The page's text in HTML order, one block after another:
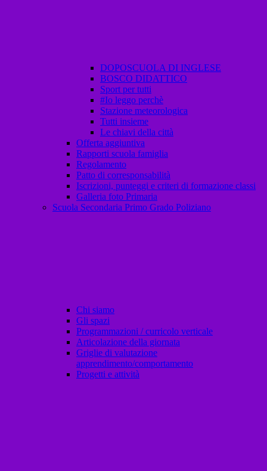
DOPOSCUOLA DI INGLESE
BOSCO DIDATTICO
Sport per tutti
#Io leggo perchè
Stazione meteorologica
Tutti insieme
Le chiavi della città
Offerta aggiuntiva
Rapporti scuola famiglia
Regolamento
Patto di corresponsabilità
Iscrizioni, punteggi e criteri di formazione classi
Galleria foto Primaria
Scuola Secondaria Primo Grado Poliziano
Chi siamo
Gli spazi
Programmazioni / curricolo verticale
Articolazione della giornata
Griglie di valutazione
apprendimento/comportamento
Progetti e attività